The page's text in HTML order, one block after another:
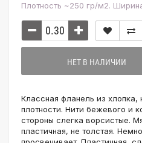
Плотность ~250 гр/м2.
НЕТ В НАЛИЧИИ
Классная фланель из хлопка,
плотности. Нити бежевого и
стороны слегка ворсистые.
пластичная, не толстая.